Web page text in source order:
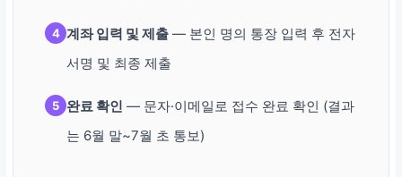
4 계좌 입력 및 제출 — 본인 명의 통장 입력 후 전자
서명 및 최종 제출
5 완료 확인 — 문자·이메일로 접수 완료 확인 (결과
는 6월 말~7월 초 통보)